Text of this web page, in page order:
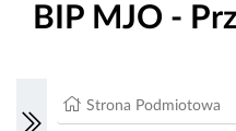
BIP MJO -
Strona Podmiotowa